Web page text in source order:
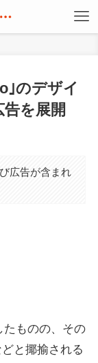
｣のデザイ
を展開
広告が含まれ
たものの、その
と揶揄される